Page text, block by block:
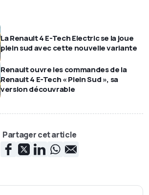
La Renault 4 E-Tech Electric se la joue
plein sud avec cette nouvelle variante
Renault ouvre les commandes de la
Renault 4 E-Tech « Plein Sud », sa
version découvrable
Partager cet article